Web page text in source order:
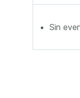
Sin